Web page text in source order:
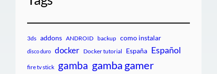
3ds addons ANDROID backup como instalar
disco duro docker Docker tutorial España Español
fire tv stick gamba gamba gamer